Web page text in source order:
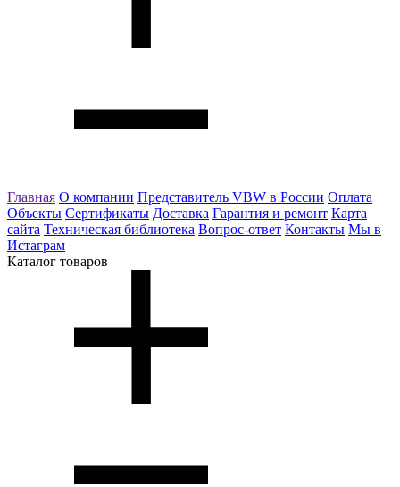
Главная О компании Представитель VBW в России Оплата
Объекты Сертификаты Доставка Гарантия и ремонт Карта
сайта Техническая библиотека Вопрос-ответ Контакты Мы в
Истаграм
Каталог товаров